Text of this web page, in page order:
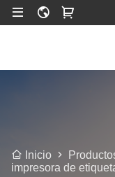
Inicio
impresora de